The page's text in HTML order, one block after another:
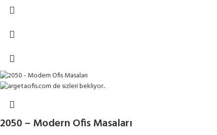
Uygulanmaktadır. Aşağıdaki SEÇENEKLER kısmından ürün seçimi yaparak fiyat
2050 – Modern Ofis Masaları